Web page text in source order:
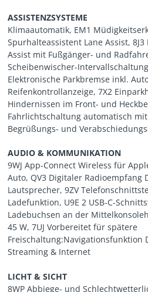
ASSISTENZSYSTEME
Klimaautomatik, EM1
Spurhalteassistent Lane Assist,
Assist mit Fußgänger- und
Scheibenwischer-
Elektronische Parkbremse inkl.
Reifenkontrollanzeige, 7X2
Hindernissen im Front- und
Fahrlichtschaltung automatisch
Begrüßungs- und
AUDIO & KOMMUNIKATION
9WJ App-Connect Wireless für
Auto, QV3 Digitaler Radioempfang
Lautsprecher, 9ZV
Ladefunktion, U9E 2 USB-C-
Ladebuchsen an der
45 W, 7UJ Vorbereitet für spätere
Freischaltung:Navigationsfunktion
Streaming & Internet
LICHT & SICHT
8WP Abbiege- und